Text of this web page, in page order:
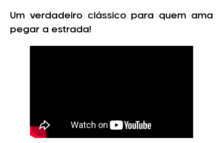
Um verdadeiro clássico para quem ama
pegar a estrada!